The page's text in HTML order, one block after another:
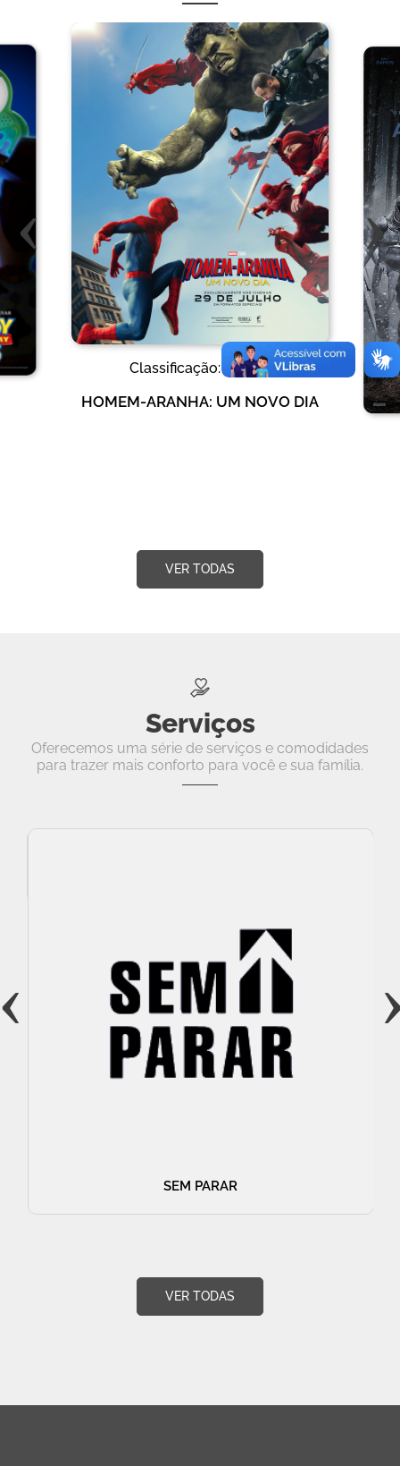
Classificação: 12 anos
HOMEM-ARANHA: UM NOVO DIA
‹ ›
VER TODAS
Serviços
Oferecemos uma série de serviços e comodidades
para trazer mais conforto para você e sua família.
SEM PARAR
VER TODAS